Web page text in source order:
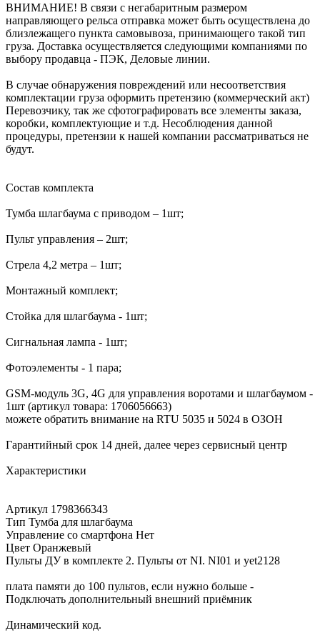
ВНИМАНИЕ! В связи с негабаритным размером
направляющего рельса отправка может быть осуществлена до
близлежащего пункта самовывоза, принимающего такой тип
груза. Доставка осуществляется следующими компаниями по
выбору продавца - ПЭК, Деловые линии.
В случае обнаружения повреждений или несоответствия
комплектации груза оформить претензию (коммерческий акт)
Перевозчику, так же сфотографировать все элементы заказа,
коробки, комплектующие и т.д. Несоблюдения данной
процедуры, претензии к нашей компании рассматриваться не
будут.
Состав комплекта
Тумба шлагбаума с приводом – 1шт;
Пульт управления – 2шт;
Стрела 4,2 метра – 1шт;
Монтажный комплект;
Стойка для шлагбаума - 1шт;
Сигнальная лампа - 1шт;
Фотоэлементы - 1 пара;
GSM-модуль 3G, 4G для управления воротами и шлагбаумом -
1шт (артикул товара: 1706056663)
можете обратить внимание на RTU 5035 и 5024 в ОЗОН
Гарантийный срок 14 дней, далее через сервисный центр
Характеристики
Артикул 1798366343
Тип Тумба для шлагбаума
Управление со смартфона Нет
Цвет Оранжевый
Пульты ДУ в комплекте 2. Пульты от NI. NI01 и yet2128
плата памяти до 100 пультов, если нужно больше -
Подключать дополнительный внешний приёмник
Динамический код.